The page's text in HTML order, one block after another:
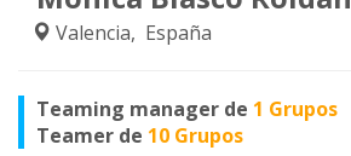
Valencia, España
Teaming manager de 1 Grupos
Teamer de 10 Grupos